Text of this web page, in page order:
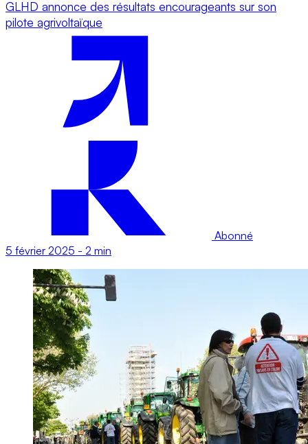
GLHD annonce des résultats encourageants sur son
pilote agrivoltaïque
Abonné
5 février 2025 - 2 min